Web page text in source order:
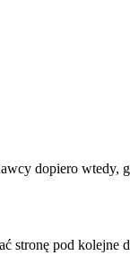
dopiero wtedy,
stronę pod kolejne